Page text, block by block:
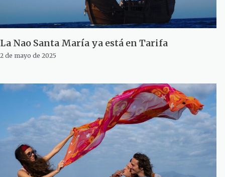
La Nao Santa María ya está en Tarifa
2 de mayo de 2025